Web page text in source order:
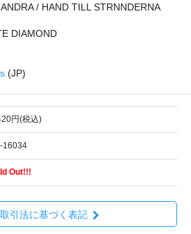
/ HAND TILL STRNNDERNA
DIAMOND
(JP)
円(税込)
16034
Out!!!
引法に基づく表記